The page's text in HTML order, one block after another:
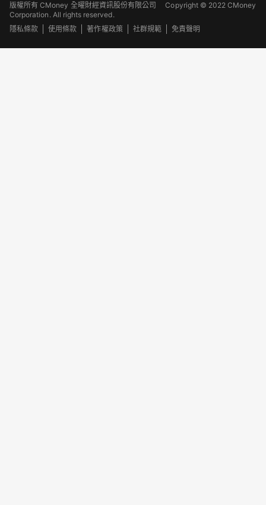
版權所有 CMoney 全曜財經資訊股份有限公司Copyright © 2022 CMoney
Corporation. All rights reserved.
隱私條款
使用條款 著作權政策 社群規範 免責聲明